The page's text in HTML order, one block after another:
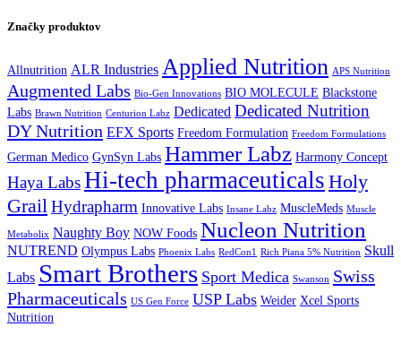
Značky produktov
Allnutrition ALR Industries Applied Nutrition APS Nutrition
Augmented Labs Bio-Gen Innovations BIO MOLECULE Blackstone
Labs Brawn Nutrition Centurion Labz Dedicated Dedicated Nutrition
DY Nutrition EFX Sports Freedom Formulation Freedom Formulations
German Medico GynSyn Labs Hammer Labz Harmony Concept
Haya LabsHi-tech pharmaceuticals Holy
GrailHydrapharm Innovative Labs Insane Labz MuscleMeds Muscle
Metabolix Naughty Boy NOW Foods Nucleon Nutrition
NUTREND Olympus Labs Phoenix Labs RedCon1 Rich Piana 5% Nutrition Skull
Labs Smart Brothers Sport Medica Swanson Swiss
Pharmaceuticals US Gen Force USP Labs Weider Xcel Sports
Nutrition